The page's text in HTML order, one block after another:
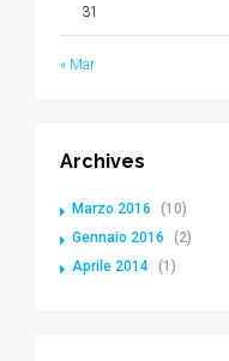
31
« Mar
Archives
Marzo 2016
(10)
Gennaio 2016
(2)
Aprile 2014 (1)